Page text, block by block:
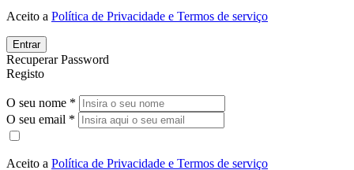
Aceito a Política de Privacidade e Termos de serviço
Entrar
Recuperar Password
Registo
O seu nome *
O seu email *
Aceito a Política de Privacidade e Termos de serviço